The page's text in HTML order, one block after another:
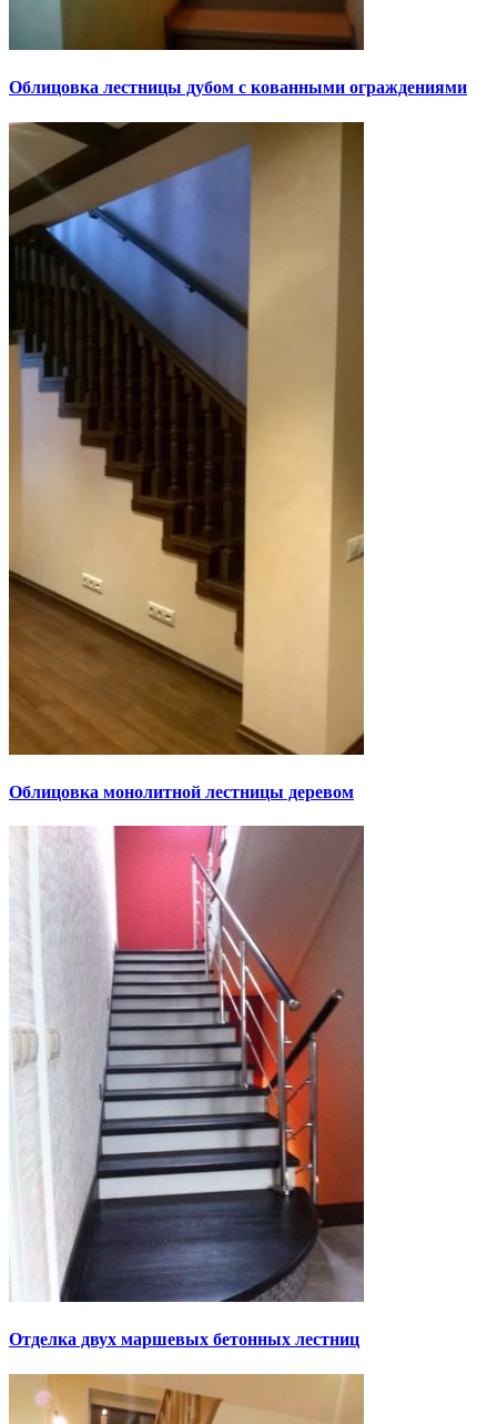
Облицовка лестницы дубом с кованными ограждениями
Облицовка монолитной лестницы деревом
Отделка двух маршевых бетонных лестниц